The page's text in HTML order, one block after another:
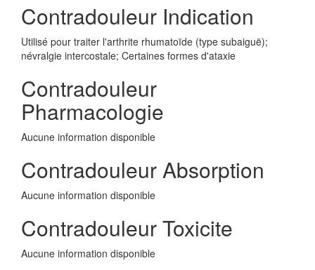
Contradouleur Indication
Utilisé pour traiter l'arthrite rhumatoïde (type subaiguë);
névralgie intercostale; Certaines formes d'ataxie
Contradouleur
Pharmacologie
Aucune information disponible
Contradouleur Absorption
Aucune information disponible
Contradouleur Toxicite
Aucune information disponible